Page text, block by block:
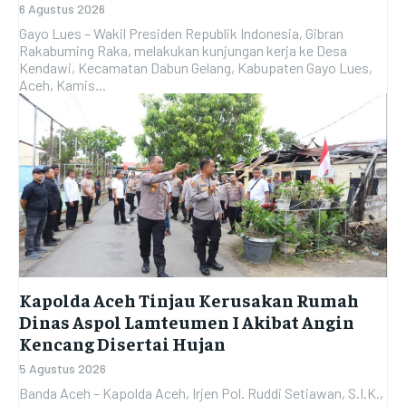
6 Agustus 2026
Gayo Lues – Wakil Presiden Republik Indonesia, Gibran
Rakabuming Raka, melakukan kunjungan kerja ke Desa
Kendawi, Kecamatan Dabun Gelang, Kabupaten Gayo Lues,
Aceh, Kamis...
Kapolda Aceh Tinjau Kerusakan Rumah
Dinas Aspol Lamteumen I Akibat Angin
Kencang Disertai Hujan
5 Agustus 2026
Banda Aceh – Kapolda Aceh, Irjen Pol. Ruddi Setiawan, S.I.K.,